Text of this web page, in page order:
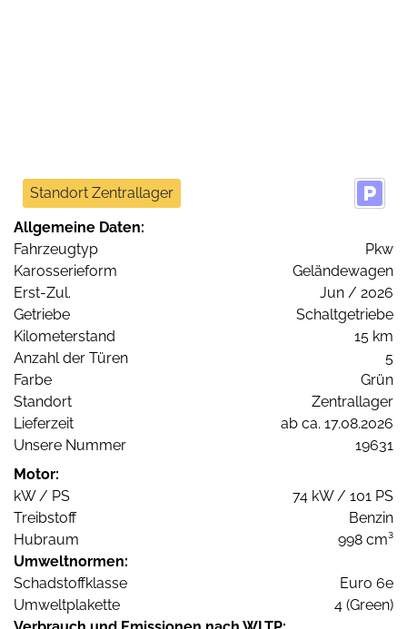
Standort Zentrallager
Allgemeine Daten:
Fahrzeugtyp
Pkw
Karosserieform
Geländewagen
Erst-Zul.
Jun / 2026
Getriebe
Schaltgetriebe
Kilometerstand
15 km
Anzahl der Türen
5
Farbe
Grün
Standort
Zentrallager
Lieferzeit
ab ca. 17.08.2026
Unsere Nummer
19631
Motor:
kW / PS
74 kW / 101 PS
Treibstoff
Benzin
Hubraum
998 cm³
Umweltnormen:
Schadstoffklasse
Euro 6e
Umweltplakette
4 (Green)